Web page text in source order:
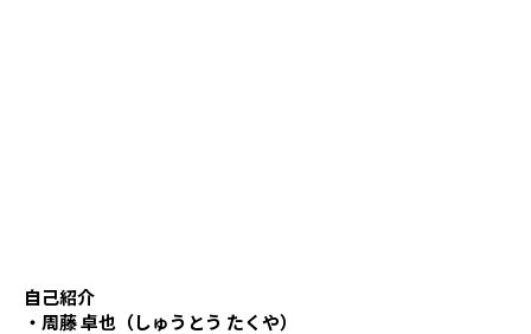
自己紹介
・周藤 卓也（しゅうとう たくや）